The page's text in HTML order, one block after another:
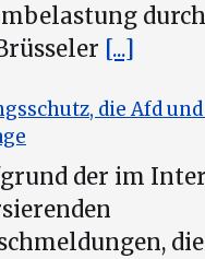
[...]
die Afd
der im